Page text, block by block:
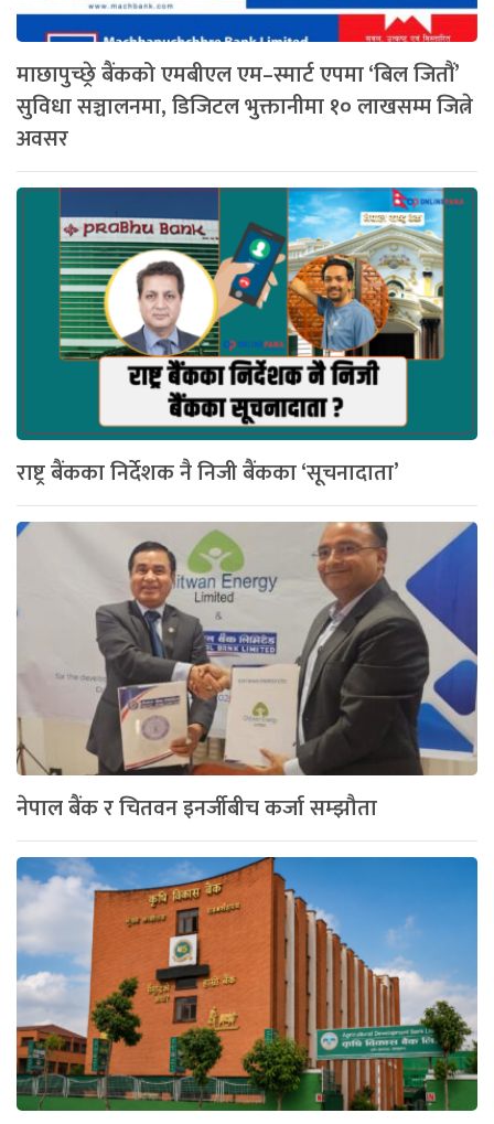
माछापुच्छ्रे बैंकको एमबीएल एम–स्मार्ट एपमा ‘बिल जितौं’
सुविधा सञ्चालनमा, डिजिटल भुक्तानीमा १० लाखसम्म जित्ने
अवसर
राष्ट्र बैंकका निर्देशक नै निजी बैंकका ‘सूचनादाता’
नेपाल बैंक र चितवन इनर्जीबीच कर्जा सम्झौता